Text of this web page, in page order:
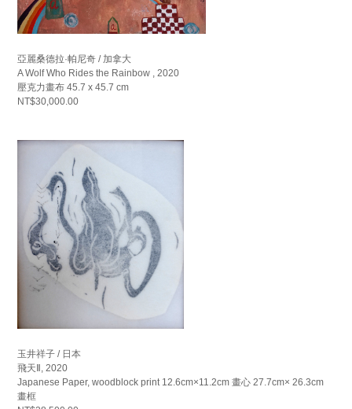
亞麗桑德拉·帕尼奇 / 加拿大
A Wolf Who Rides the Rainbow , 2020
壓克力畫布 45.7 x 45.7 cm
NT$30,000.00
玉井祥子 / 日本
飛天Ⅱ, 2020
Japanese Paper, woodblock print 12.6cm×11.2cm 畫心 27.7cm× 26.3cm
畫框